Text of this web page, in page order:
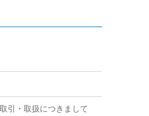
引・取扱につきまして